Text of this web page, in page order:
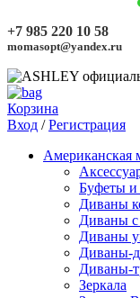
+7 985 220 10 58
momasopt@yandex.ru
Корзина
Вход /Регистрация
Американская
Буфеты
Диваны
Диваны с
Диваны
Диваны-
Диваны-
Зеркала